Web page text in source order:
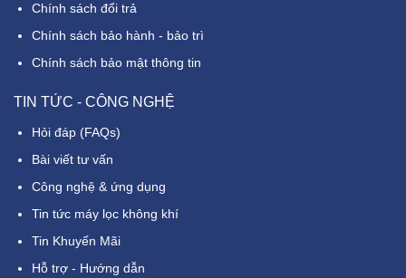
Chính sách đổi trả
Chính sách bảo hành - bảo trì
Chính sách bảo mật thông tin
TIN TỨC - CÔNG NGHỆ
Hỏi đáp (FAQs)
Bài viết tư vấn
Công nghệ & ứng dụng
Tin tức máy lọc không khí
Tin Khuyến Mãi
Hỗ trợ - Hướng dẫn